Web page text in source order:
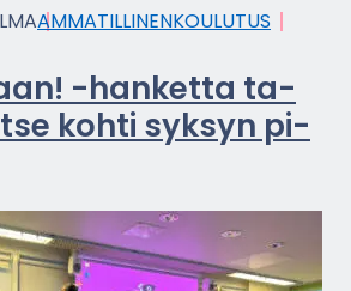
AM­MA­TIL­LI­NEN­KOU­LU­TUS
-​hanketta ta­
kohti syk­syn pi­